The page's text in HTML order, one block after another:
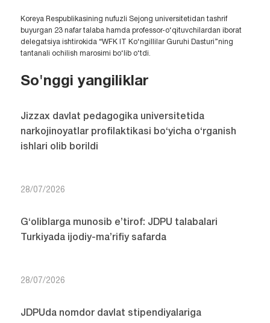
Koreya Respublikasining nufuzli Sejong universitetidan tashrif
buyurgan 23 nafar talaba hamda professor-o‘qituvchilardan iborat
delegatsiya ishtirokida “WFK IT Ko‘ngillilar Guruhi Dasturi”ning
tantanali ochilish marosimi bo‘lib o‘tdi.
So'nggi yangiliklar
Jizzax davlat pedagogika universitetida
narkojinoyatlar profilaktikasi bo‘yicha o‘rganish
ishlari olib borildi
28/07/2026
G‘oliblarga munosib e’tirof: JDPU talabalari
Turkiyada ijodiy-ma’rifiy safarda
28/07/2026
JDPUda nomdor davlat stipendiyalariga